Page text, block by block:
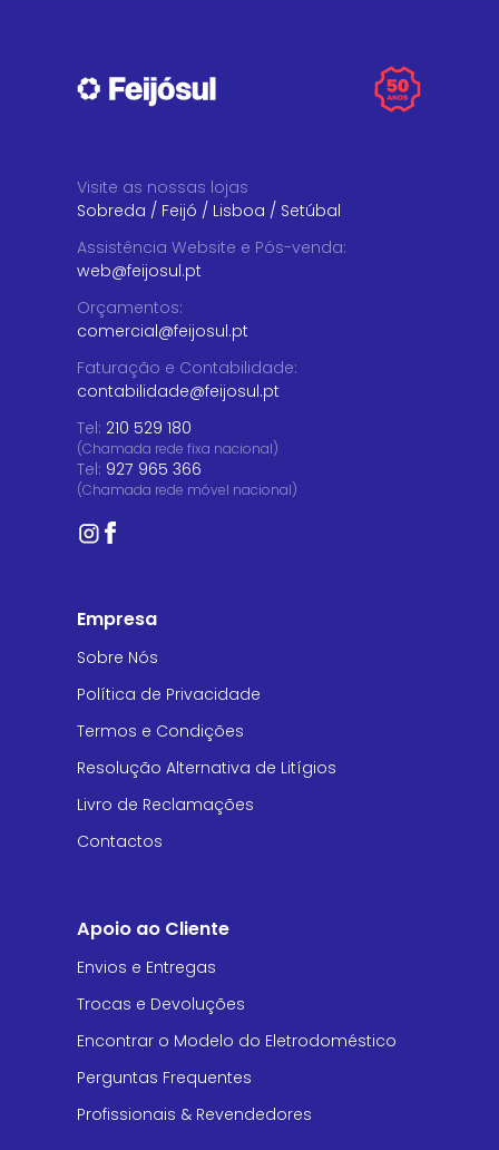
Visite as nossas lojas
Sobreda / Feijó / Lisboa / Setúbal
Assistência Website e Pós-venda:
web@feijosul.pt
Orçamentos:
comercial@feijosul.pt
Faturação e Contabilidade:
contabilidade@feijosul.pt
Tel: 210 529 180
(Chamada rede fixa nacional)
Tel: 927 965 366
(Chamada rede móvel nacional)
Empresa
Sobre Nós
Política de Privacidade
Termos e Condições
Resolução Alternativa de Litígios
Livro de Reclamações
Contactos
Apoio ao Cliente
Envios e Entregas
Trocas e Devoluções
Encontrar o Modelo do Eletrodoméstico
Perguntas Frequentes
Profissionais & Revendedores